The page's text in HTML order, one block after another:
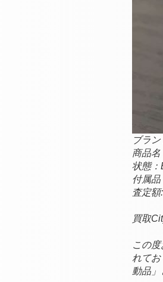
ブラン
商品名
状態：
付属品
査定
買取
この
れて
動品」